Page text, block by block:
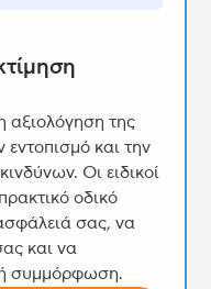
αξιολόγηση της
και την
Οι ειδικοί
οδικό
σας, να
και να
συμμόρφωση.